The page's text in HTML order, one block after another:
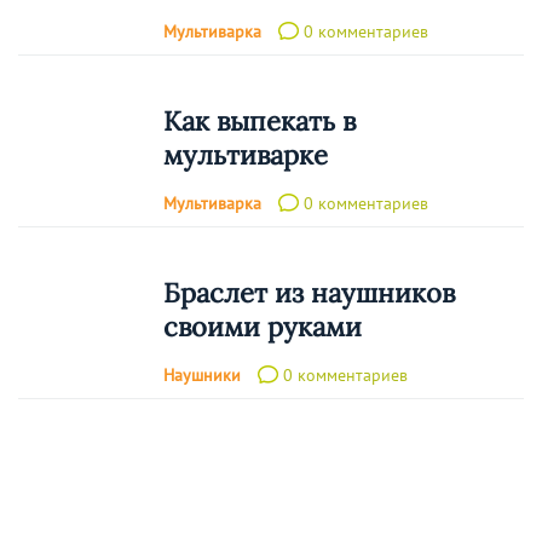
Мультиварка 0 комментариев
Как выпекать в
мультиварке
Мультиварка 0 комментариев
Браслет из наушников
своими руками
Наушники 0 комментариев